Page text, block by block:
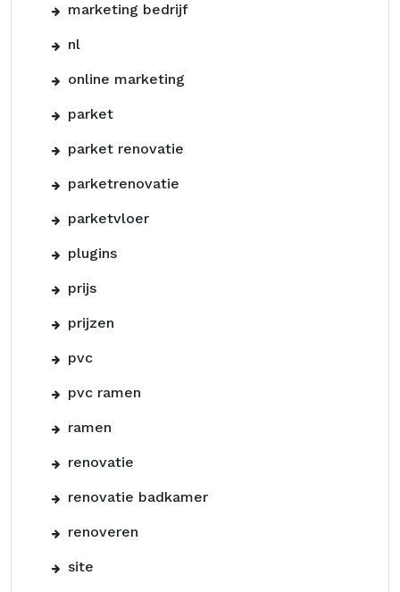
marketing bedrijf
nl
online marketing
parket
parket renovatie
parketrenovatie
parketvloer
plugins
prijs
prijzen
pvc
pvc ramen
ramen
renovatie
renovatie badkamer
renoveren
site